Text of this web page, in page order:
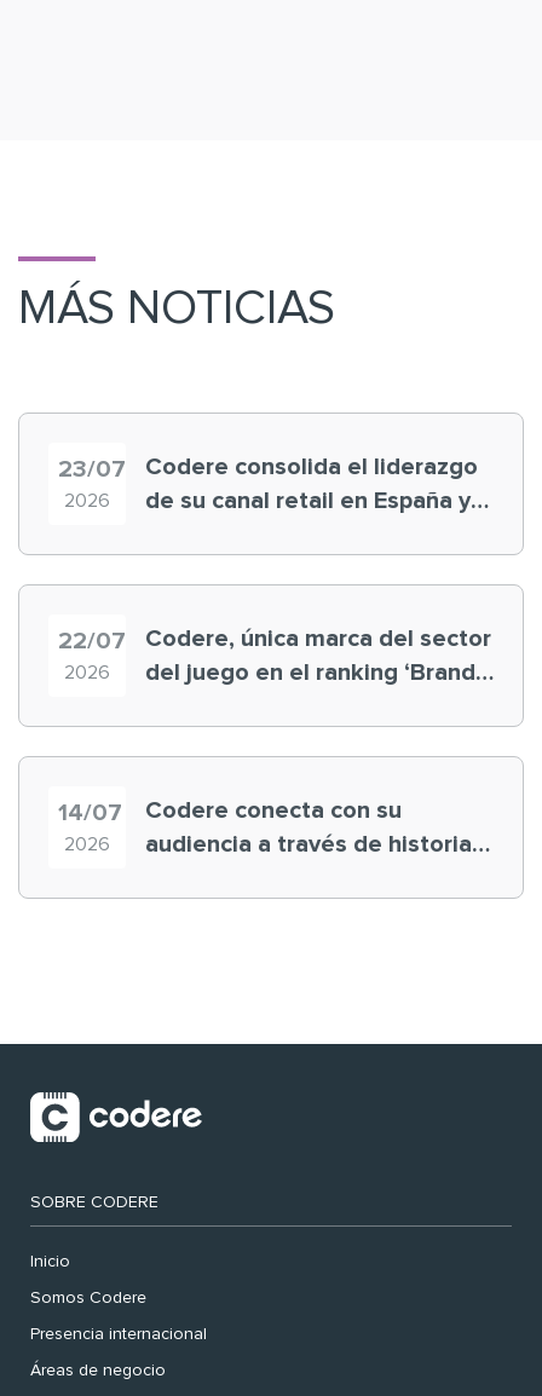
MÁS NOTICIAS
23/07
2026
Codere consolida el liderazgo
de su canal retail en España y
22/07
2026
Codere, única marca del sector
del juego en el ranking ‘Brand
14/07
2026
Codere conecta con su
audiencia a través de historias
SOBRE CODERE
Inicio
Somos Codere
Presencia internacional
Áreas de negocio